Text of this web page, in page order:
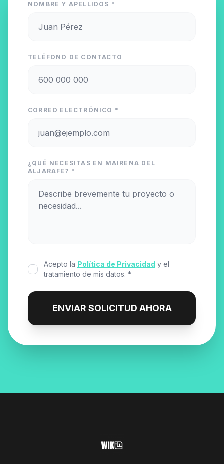
NOMBRE Y APELLIDOS *
TELÉFONO DE CONTACTO
CORREO ELECTRÓNICO *
¿QUÉ NECESITAS EN MAIRENA DEL
ALJARAFE? *
Acepto la Política de Privacidad y el
tratamiento de mis datos. *
ENVIAR SOLICITUD AHORA